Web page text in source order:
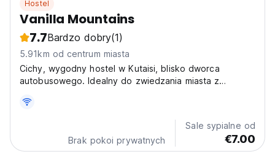
Hostel
Vanilla Mountains
7.7Bardzo dobry(1)
5.91km od centrum miasta
Cichy, wygodny hostel w Kutaisi, blisko dworca
autobusowego. Idealny do zwiedzania miasta z
do relaksu po podróży. (Auto-translated from original
Brak pokoi prywatnych
Sale sypialne od
€7.00